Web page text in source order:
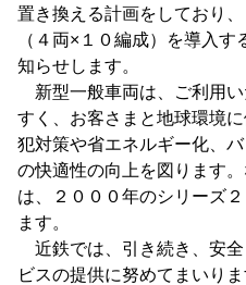
置き換える計画をしており
（４両×１０編成）を導入
知らせします。
新型一般車両は、ご利用
すく、お客さまと地球環境
犯対策や省エネルギー化、
の快適性の向上を図ります
は、２０００年のシリーズ
ます。
近鉄では、引き続き、安
ビスの提供に努めてまいりま